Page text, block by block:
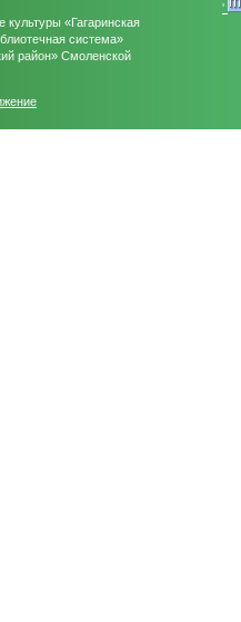
«Гагаринская
система»
район» Смоленской
'